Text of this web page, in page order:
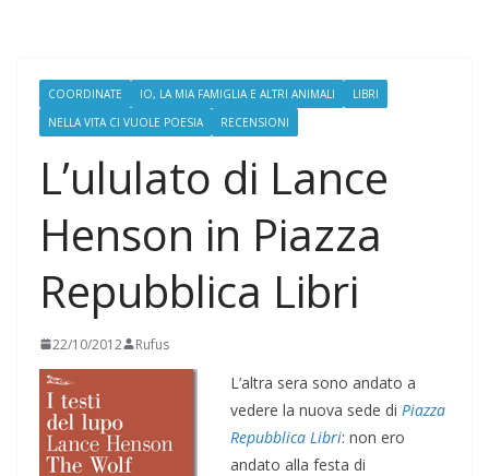
COORDINATE IO, LA MIA FAMIGLIA E ALTRI ANIMALI
LIBRI
NELLA VITA CI VUOLE POESIA
RECENSIONI
L’ululato di Lance
Henson in Piazza
Repubblica Libri
22/10/2012 Rufus
L’altra sera sono andato a
vedere la nuova sede di Piazza
Repubblica Libri: non ero
andato alla festa di